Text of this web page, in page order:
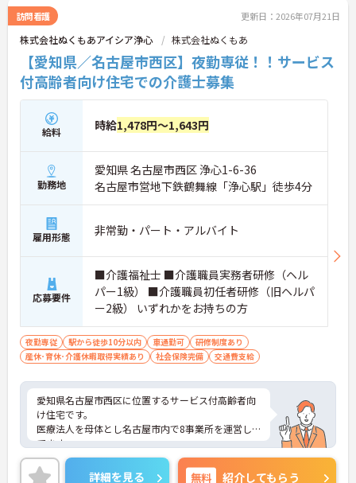
訪問看護 更新日：2026年07月21日
株式会社ぬくもあアイシア浄心 株式会社ぬくもあ
【愛知県／名古屋市西区】夜勤専従！！サービス
付高齢者向け住宅での介護士募集
給料 時給1,478円～1,643円
勤務地
愛知県 名古屋市西区 浄心1-6-36
名古屋市営地下鉄鶴舞線「浄心駅」徒歩4分
雇用形態 非常勤・パート・アルバイト
応募要件
■介護福祉士 ■介護職員実務者研修（ヘル
パー1級） ■介護職員初任者研修（旧ヘルパ
ー2級） いずれかをお持ちの方
夜勤専従 駅から徒歩10分以内 車通勤可
研修制度あり
産休･育休･介護休暇取得実績あり
社会保険完備 交通費支給
愛知県名古屋市西区に位置するサービス付高齢者向
け住宅です。
医療法人を母体とし名古屋市内で8事業所を運営し
てます。
夜勤専従で、ダブルワーク希望の方、必見です！！
興味のある方は是非ご応募ください。
詳細を見る 無料 紹介してもらう